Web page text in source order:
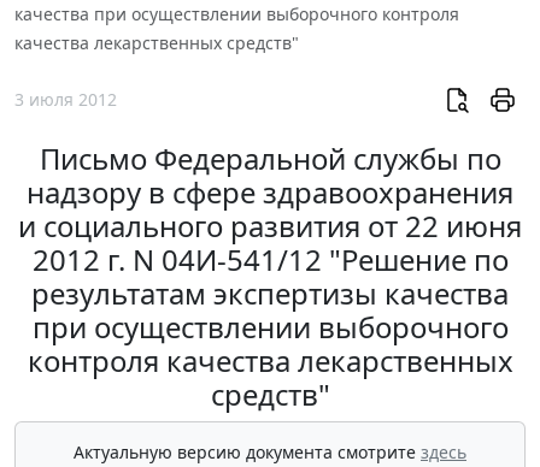
качества при осуществлении выборочного контроля
качества лекарственных средств"
3 июля 2012
Письмо Федеральной службы по
надзору в сфере здравоохранения
и социального развития от 22 июня
2012 г. N 04И-541/12 "Решение по
результатам экспертизы качества
при осуществлении выборочного
контроля качества лекарственных
средств"
Актуальную версию документа смотрите здесь